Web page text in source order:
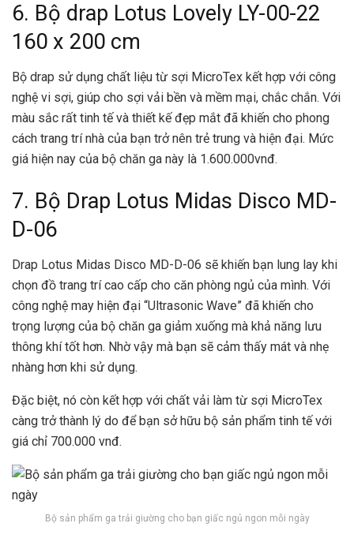
6. Bộ drap Lotus Lovely LY-00-22
160 x 200 cm
Bộ drap sử dụng chất liệu từ sợi MicroTex kết hợp với công
nghệ vi sợi, giúp cho sợi vải bền và mềm mại, chắc chắn. Với
màu sắc rất tinh tế và thiết kế đẹp mắt đã khiến cho phong
cách trang trí nhà của bạn trở nên trẻ trung và hiện đại. Mức
giá hiện nay của bộ chăn ga này là 1.600.000vnđ.
7. Bộ Drap Lotus Midas Disco MD-
D-06
Drap Lotus Midas Disco MD-D-06 sẽ khiến bạn lung lay khi
chọn đồ trang trí cao cấp cho căn phòng ngủ của mình. Với
công nghệ may hiện đại “Ultrasonic Wave” đã khiến cho
trọng lượng của bộ chăn ga giảm xuống mà khả năng lưu
thông khí tốt hơn. Nhờ vậy mà bạn sẽ cảm thấy mát và nhẹ
nhàng hơn khi sử dụng.
Đặc biệt, nó còn kết hợp với chất vải làm từ sợi MicroTex
càng trở thành lý do để bạn sở hữu bộ sản phẩm tinh tế với
giá chỉ 700.000 vnđ.
Bộ sản phẩm ga trải giường cho bạn giấc ngủ ngon mỗi ngày